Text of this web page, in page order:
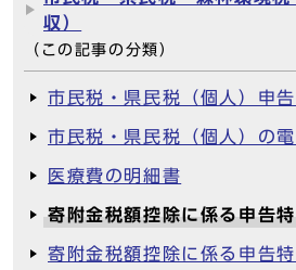
収）
（この記事の分類）
市民税・県民税（個人）申
市民税・県民税（個人）の
医療費の明細書
寄附金税額控除に係る申告
寄附金税額控除に係る申告